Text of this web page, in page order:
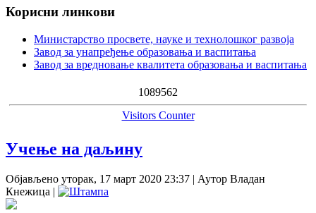
Корисни линкови
Министарство просвете, науке и технолошког развоја
Завод за унапређење образовања и васпитања
Завод за вредновање квалитета образовања и васпитања
1089562
Visitors Counter
Учење на даљину
Објављено уторак, 17 март 2020 23:37 | Аутор Владан
Кнежица |